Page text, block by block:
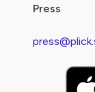
Press